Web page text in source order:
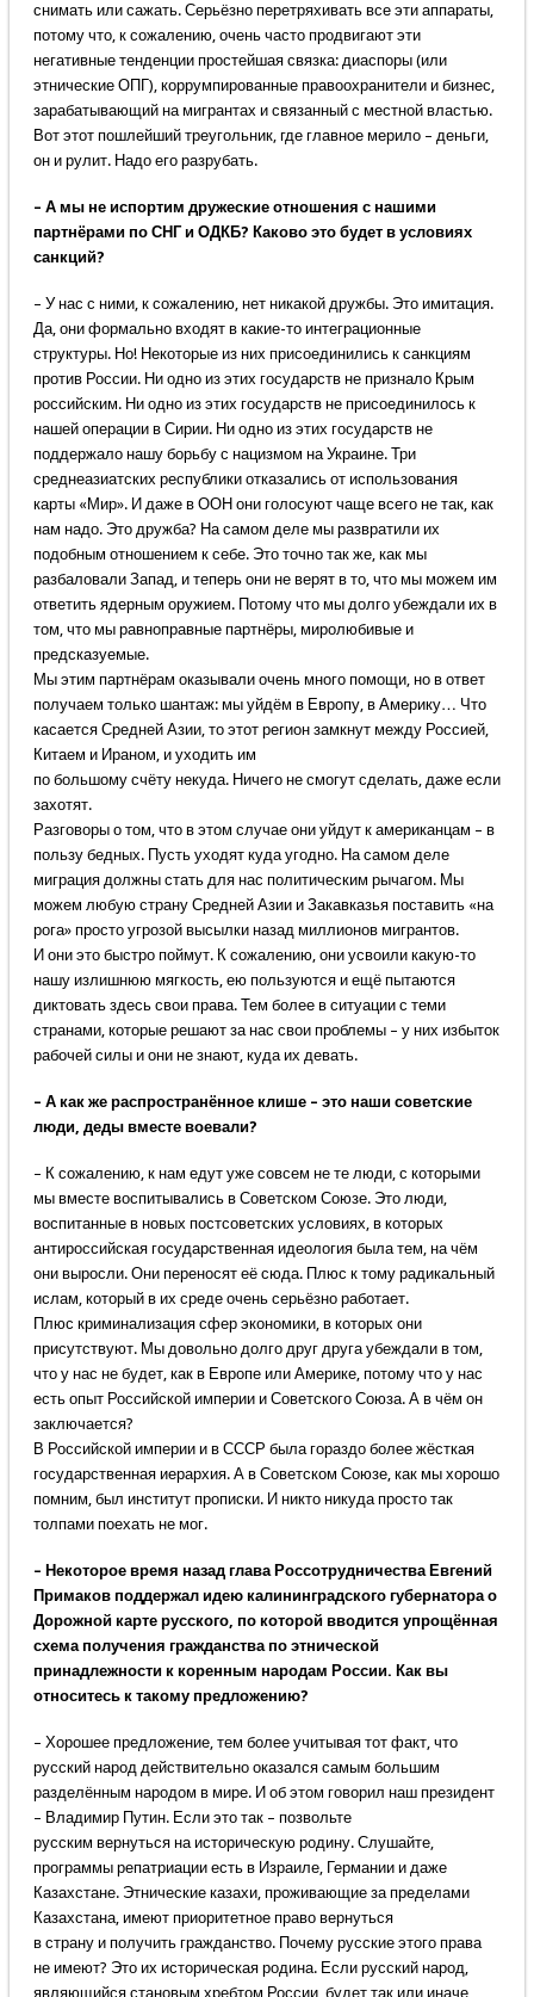
снимать или сажать. Серьёзно перетряхивать все эти аппараты,
потому что, к сожалению, очень часто продвигают эти
негативные тенденции простейшая связка: диаспоры (или
этнические ОПГ), коррумпированные правоохранители и бизнес,
зарабатывающий на мигрантах и связанный с местной властью.
Вот этот пошлейший треугольник, где главное мерило – деньги,
он и рулит. Надо его разрубать.
– А мы не испортим дружеские отношения с нашими
партнёрами по СНГ и ОДКБ? Каково это будет в условиях
санкций?
– У нас с ними, к сожалению, нет никакой дружбы. Это имитация.
Да, они формально входят в какие-то интеграционные
структуры. Но! Некоторые из них присоединились к санкциям
против России. Ни одно из этих государств не признало Крым
российским. Ни одно из этих государств не присоединилось к
нашей операции в Сирии. Ни одно из этих государств не
поддержало нашу борьбу с нацизмом на Украине. Три
среднеазиатских республики отказались от использования
карты «Мир». И даже в ООН они голосуют чаще всего не так, как
нам надо. Это дружба? На самом деле мы развратили их
подобным отношением к себе. Это точно так же, как мы
разбаловали Запад, и теперь они не верят в то, что мы можем им
ответить ядерным оружием. Потому что мы долго убеждали их в
том, что мы равноправные партнёры, миролюбивые и
предсказуемые.
Мы этим партнёрам оказывали очень много помощи, но в ответ
получаем только шантаж: мы уйдём в Европу, в Америку… Что
касается Средней Азии, то этот регион замкнут между Россией,
Китаем и Ираном, и уходить им
по большому счёту некуда. Ничего не смогут сделать, даже если
захотят.
Разговоры о том, что в этом случае они уйдут к американцам – в
пользу бедных. Пусть уходят куда угодно. На самом деле
миграция должны стать для нас политическим рычагом. Мы
можем любую страну Средней Азии и Закавказья поставить «на
рога» просто угрозой высылки назад миллионов мигрантов.
И они это быстро поймут. К сожалению, они усвоили какую-то
нашу излишнюю мягкость, ею пользуются и ещё пытаются
диктовать здесь свои права. Тем более в ситуации с теми
странами, которые решают за нас свои проблемы – у них избыток
рабочей силы и они не знают, куда их девать.
– А как же распространённое клише – это наши советские
люди, деды вместе воевали?
– К сожалению, к нам едут уже совсем не те люди, с которыми
мы вместе воспитывались в Советском Союзе. Это люди,
воспитанные в новых постсоветских условиях, в которых
антироссийская государственная идеология была тем, на чём
они выросли. Они переносят её сюда. Плюс к тому радикальный
ислам, который в их среде очень серьёзно работает.
Плюс криминализация сфер экономики, в которых они
присутствуют. Мы довольно долго друг друга убеждали в том,
что у нас не будет, как в Европе или Америке, потому что у нас
есть опыт Российской империи и Советского Союза. А в чём он
заключается?
В Российской империи и в СССР была гораздо более жёсткая
государственная иерархия. А в Советском Союзе, как мы хорошо
помним, был институт прописки. И никто никуда просто так
толпами поехать не мог.
– Некоторое время назад глава Россотрудничества Евгений
Примаков поддержал идею калининградского губернатора о
Дорожной карте русского, по которой вводится упрощённая
схема получения гражданства по этнической
принадлежности к коренным народам России. Как вы
относитесь к такому предложению?
– Хорошее предложение, тем более учитывая тот факт, что
русский народ действительно оказался самым большим
разделённым народом в мире. И об этом говорил наш президент
– Владимир Путин. Если это так – позвольте
русским вернуться на историческую родину. Слушайте,
программы репатриации есть в Израиле, Германии и даже
Казахстане. Этнические казахи, проживающие за пределами
Казахстана, имеют приоритетное право вернуться
в страну и получить гражданство. Почему русские этого права
не имеют? Это их историческая родина. Если русский народ,
являющийся становым хребтом России, будет так или иначе